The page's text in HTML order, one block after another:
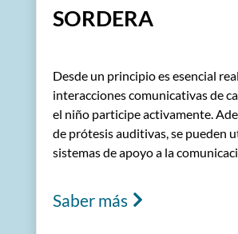
SORDERA
Desde un principio es esencial
interacciones comunicativas de
el niño participe activamente.
de prótesis auditivas, se pueden
sistemas de apoyo a la
Saber más